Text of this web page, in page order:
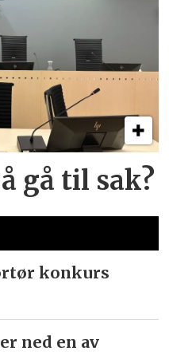
gå til sak?
konkurs
ned en av